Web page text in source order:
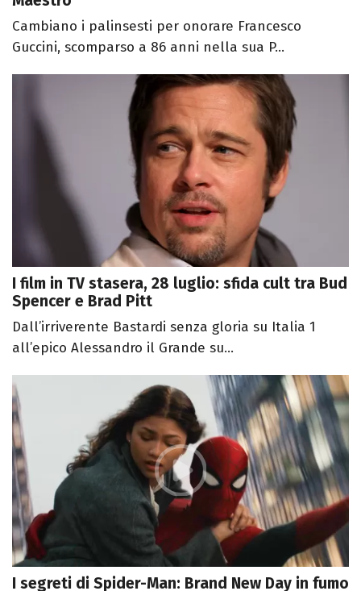
Cambiano i palinsesti per onorare Francesco
Guccini, scomparso a 86 anni nella sua P...
I film in TV stasera, 28 luglio: sfida cult tra Bud
Spencer e Brad Pitt
Dall’irriverente Bastardi senza gloria su Italia 1
all’epico Alessandro il Grande su...
I segreti di Spider-Man: Brand New Day in fumo